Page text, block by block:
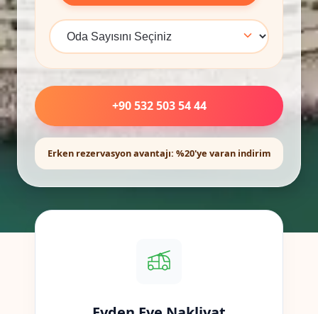
+90 532 503 54 44
Erken rezervasyon avantajı: %20'ye varan indirim